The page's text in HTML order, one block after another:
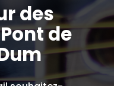
des
de